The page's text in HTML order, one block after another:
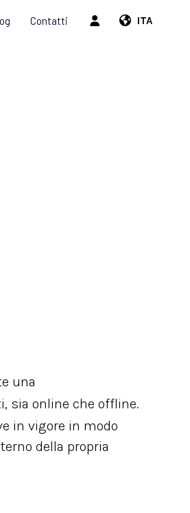
ITA
Contatti
una
sia online che offline.
in vigore in modo
della propria